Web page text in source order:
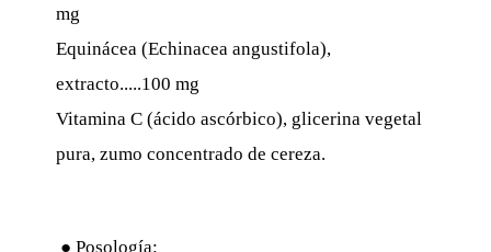
mg
Equinácea (Echinacea angustifola),
extracto.....100 mg
Vitamina C (ácido ascórbico), glicerina vegetal
pura, zumo concentrado de cereza.
● Posología: